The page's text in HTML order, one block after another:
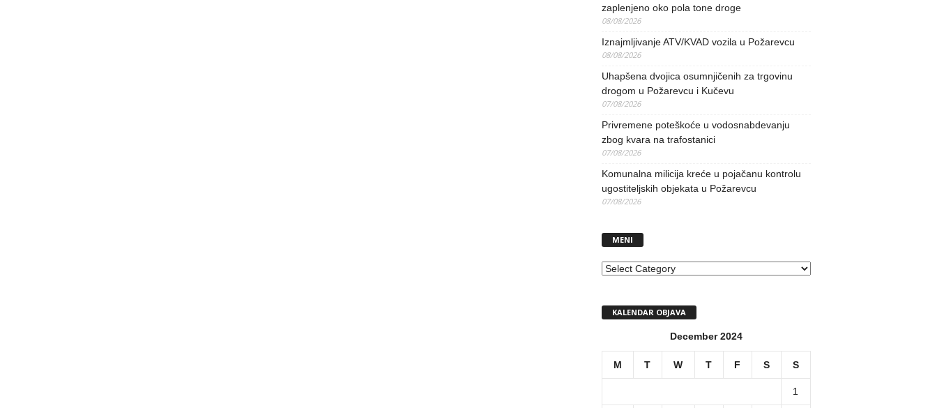
zaplenjeno oko pola tone droge
08/08/2026
Iznajmljivanje ATV/KVAD vozila u Požarevcu
08/08/2026
Uhapšena dvojica osumnjičenih za trgovinu
drogom u Požarevcu i Kučevu
07/08/2026
Privremene poteškoće u vodosnabdevanju
zbog kvara na trafostanici
07/08/2026
Komunalna milicija kreće u pojačanu kontrolu
ugostiteljskih objekata u Požarevcu
07/08/2026
MENI
MENI
KALENDAR OBJAVA
December 2024
M T W T F S S
1